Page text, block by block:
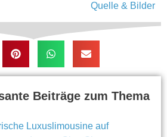
Quelle & Bilder
Beiträge zum Thema